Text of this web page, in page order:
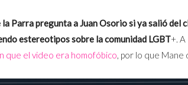
la Parra pregunta a Juan Osorio si ya salió del
estereotipos sobre la comunidad LGBT+.
que el video era homofóbico , por lo que